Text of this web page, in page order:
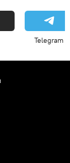
Telegram